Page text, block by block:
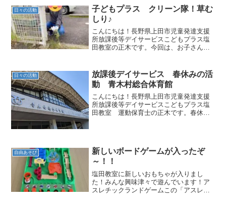
日々の活動
子どもプラス クリーン隊！草む
しり♪
こんにちは！長野県上田市児童発達支援
所放課後等デイサービスこどもプラス塩
田教室の正木です。今回は、お子さん達
お伝えいたします！駐車場や小さな畑の
周りを草むしり手で力強く...
日々の活動
放課後デイサービス 春休みの活
動 青木村総合体育館
こんにちは！長野県上田市児童発達支援
所放課後等デイサービスこどもプラス塩
田教室 運動保育士の正木です。春休み
朝から、体育館で何をしよ...
自由あそび
新しいボードゲームが入ったぞ
～！！
塩田教室に新しいおもちゃが入りまし
た！みんな興味津々で遊んでいます！ア
スレチックランドゲームこの「アスレチ